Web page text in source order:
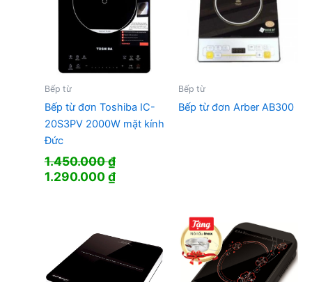
Bếp từ
Bếp từ đơn Toshiba IC-
20S3PV 2000W mặt kính
Đức
1.450.000₫
Giá
1.290.000₫Giá
1.290.000 ₫.
Bếp từ
Bếp từ đơn Arber AB300